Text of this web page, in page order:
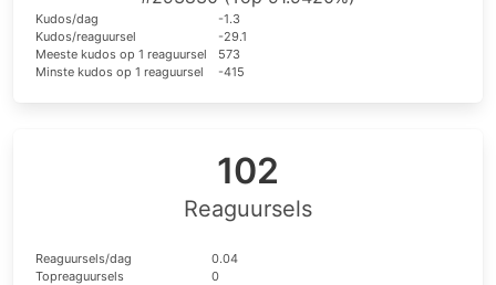
Kudos/dag
-1.3
Kudos/reaguursel
-29.1
Meeste kudos op 1 reaguursel
573
Minste kudos op 1 reaguursel
-415
102
Reaguursels
Reaguursels/dag
0.04
Topreaguursels
0